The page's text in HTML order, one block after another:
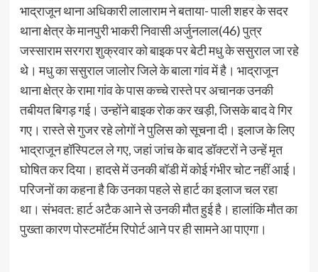
भाद्राजून थाना अधिकारी लालाराम ने बताया- पाली शहर के सदर
थाना क्षेत्र के मानपुरी भाकरी निवासी अर्जुनलाल(46) पुत्र
जस्साराम सरगरा शुक्रवार को बाइक पर बेटी मधु के ससुराल जा रहे
थे। मधु का ससुराल जालोर जिले के बाला गांव में है। भाद्राजून
थाना क्षेत्र के रामा गांव के पास कच्चे रास्ते पर अचानक उनकी
तबीयत बिगड़ गई। उन्होंने बाइक रोक कर खड़ी, जिसके बाद वे गिर
गए। रास्ते से गुजर रहे लोगों ने पुलिस को सूचना दी। इलाज के लिए
भाद्राजून हॉस्पिटल ले गए, जहां जांच के बाद डॉक्टरों ने उन्हें मृत
घोषित कर दिया। हादसे में उनकी बॉडी में कोई गंभीर चोट नहीं आई।
परिजनों का कहना है कि उनका पहले से हार्ट का इलाज चल रहा
था। संभवत: हार्ट अटैक आने से उनकी मौत हुई है। हालांकि मौत का
पुख्ता कारण पोस्टमॉर्टम रिपोर्ट आने पर ही सामने आ पाएगा।